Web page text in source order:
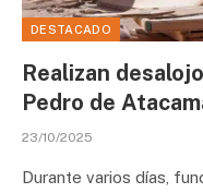
DESTACADO
Realizan
Pedro de
23/10/2025
Durante varios días,